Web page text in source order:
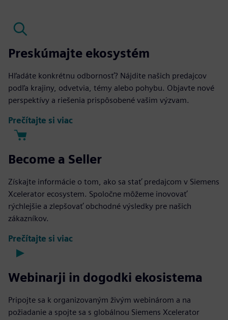
Preskúmajte ekosystém
Hľadáte konkrétnu odbornosť? Nájdite našich predajcov
podľa krajiny, odvetvia, témy alebo pohybu. Objavte nové
perspektívy a riešenia prispôsobené vašim výzvam.
Prečítajte si viac
Become a Seller
Získajte informácie o tom, ako sa stať predajcom v Siemens
Xcelerator ecosystem. Spoločne môžeme inovovať
rýchlejšie a zlepšovať obchodné výsledky pre našich
zákazníkov.
Prečítajte si viac
Webinarji in dogodki ekosistema
Pripojte sa k organizovaným živým webinárom a na
požiadanie a spojte sa s globálnou Siemens Xcelerator